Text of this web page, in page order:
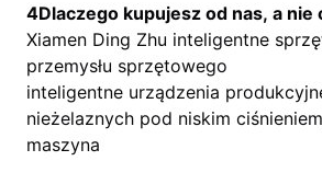
4Dlaczego kupujesz od nas, a
Xiamen Ding Zhu inteligentne
przemysłu sprzętowego
inteligentne urządzenia
nieżelaznych pod niskim
maszyna